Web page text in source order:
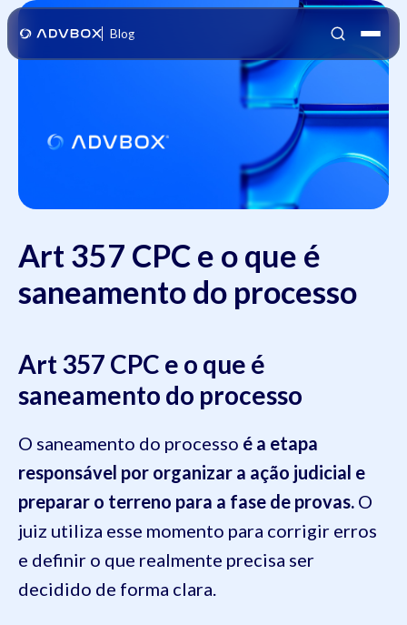
Blog
Art 357 CPC e o que é
saneamento do processo
Art 357 CPC e o que é
saneamento do processo
O saneamento do processo é a etapa
responsável por organizar a ação judicial e
preparar o terreno para a fase de provas. O
juiz utiliza esse momento para corrigir erros
e definir o que realmente precisa ser
decidido de forma clara.